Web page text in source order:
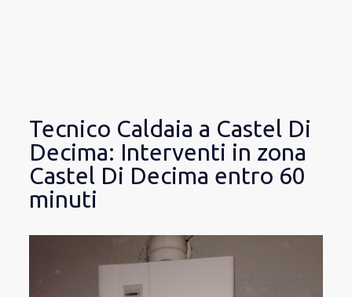
Tecnico Caldaia a Castel Di
Decima: Interventi in zona
Castel Di Decima entro 60
minuti